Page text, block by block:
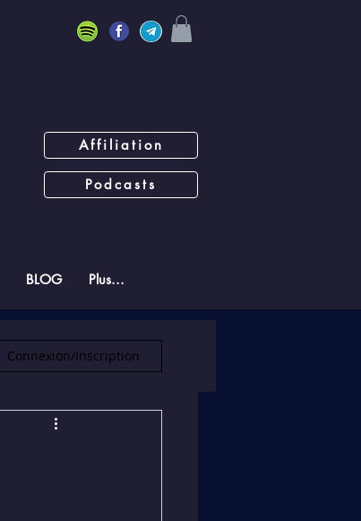
Affiliation
Podcasts
BLOG Plus...
Connexion/Inscription